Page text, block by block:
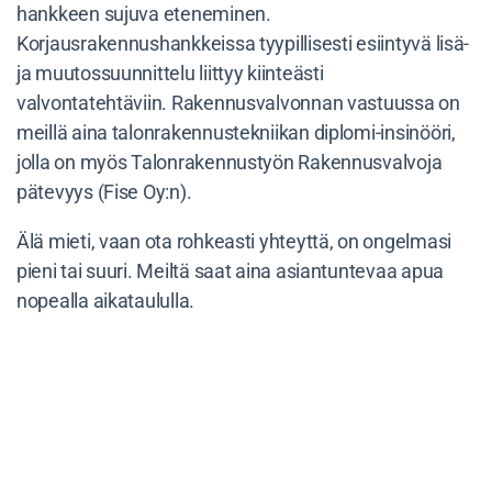
hankkeen sujuva eteneminen.
Korjausrakennushankkeissa tyypillisesti esiintyvä lisä-
ja muutossuunnittelu liittyy kiinteästi
valvontatehtäviin. Rakennusvalvonnan vastuussa on
meillä aina talonrakennustekniikan diplomi-insinööri,
jolla on myös Talonrakennustyön Rakennusvalvoja
pätevyys (Fise Oy:n).
Älä mieti, vaan ota rohkeasti yhteyttä, on ongelmasi
pieni tai suuri. Meiltä saat aina asiantuntevaa apua
nopealla aikataululla.